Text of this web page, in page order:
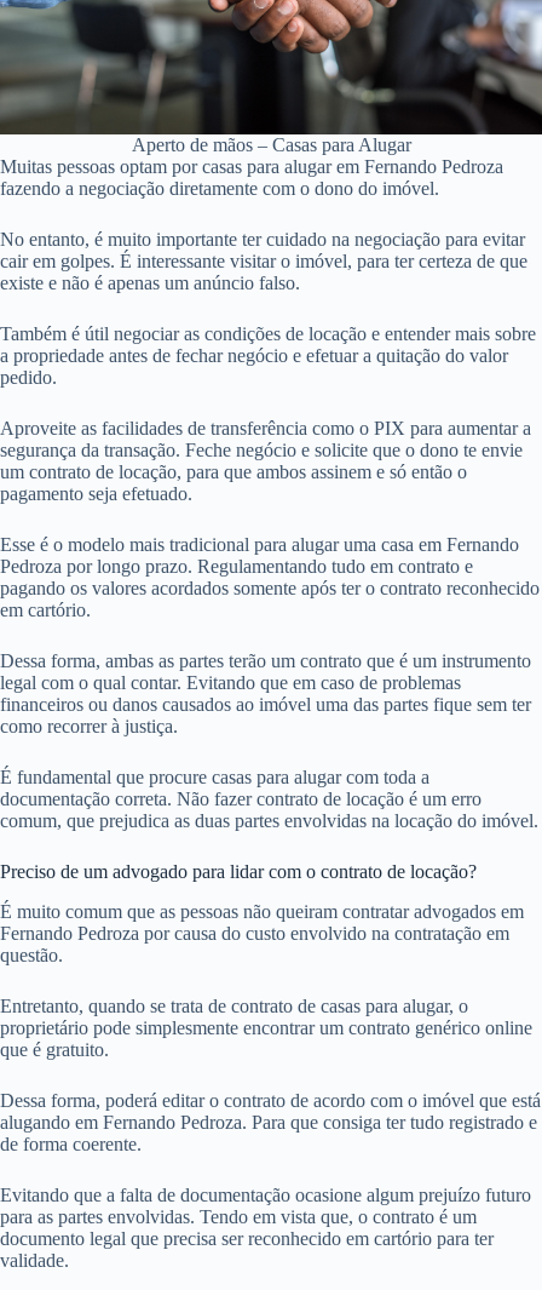
Aperto de mãos – Casas para Alugar
Muitas pessoas optam por casas para alugar em Fernando Pedroza
fazendo a negociação diretamente com o dono do imóvel.
No entanto, é muito importante ter cuidado na negociação para evitar
cair em golpes. É interessante visitar o imóvel, para ter certeza de que
existe e não é apenas um anúncio falso.
Também é útil negociar as condições de locação e entender mais sobre
a propriedade antes de fechar negócio e efetuar a quitação do valor
pedido.
Aproveite as facilidades de transferência como o PIX para aumentar a
segurança da transação. Feche negócio e solicite que o dono te envie
um contrato de locação, para que ambos assinem e só então o
pagamento seja efetuado.
Esse é o modelo mais tradicional para alugar uma casa em Fernando
Pedroza por longo prazo. Regulamentando tudo em contrato e
pagando os valores acordados somente após ter o contrato reconhecido
em cartório.
Dessa forma, ambas as partes terão um contrato que é um instrumento
legal com o qual contar. Evitando que em caso de problemas
financeiros ou danos causados ao imóvel uma das partes fique sem ter
como recorrer à justiça.
É fundamental que procure casas para alugar com toda a
documentação correta. Não fazer contrato de locação é um erro
comum, que prejudica as duas partes envolvidas na locação do imóvel.
Preciso de um advogado para lidar com o contrato de locação?
É muito comum que as pessoas não queiram contratar advogados em
Fernando Pedroza por causa do custo envolvido na contratação em
questão.
Entretanto, quando se trata de contrato de casas para alugar, o
proprietário pode simplesmente encontrar um contrato genérico online
que é gratuito.
Dessa forma, poderá editar o contrato de acordo com o imóvel que está
alugando em Fernando Pedroza. Para que consiga ter tudo registrado e
de forma coerente.
Evitando que a falta de documentação ocasione algum prejuízo futuro
para as partes envolvidas. Tendo em vista que, o contrato é um
documento legal que precisa ser reconhecido em cartório para ter
validade.